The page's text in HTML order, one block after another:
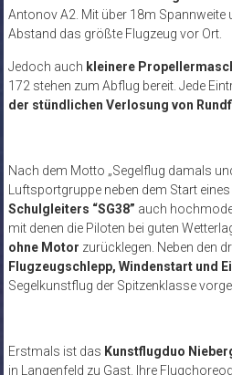
Antonov A2. Mit über 18m Spannweite
Abstand das größte Flugzeug vor Ort.
Jedoch auch kleinere
172 stehen zum Abflug bereit. Jede
der stündlichen Verlosung von
Nach dem Motto „Segelflug damals
Luftsportgruppe neben dem Start
Schulgleiters “SG38” auch
mit denen die Piloten bei guten
ohne Motor zurücklegen. Neben den
Flugzeugschlepp, Windenstart und
Segelkunstflug der Spitzenklasse
Erstmals ist das Kunstflugduo
in Langenfeld zu Gast. Ihre